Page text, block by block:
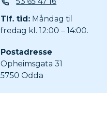
Tlf. tid: Måndag til
fredag kl. 12:00 – 14:00.
Postadresse
Opheimsgata 31
5750 Odda